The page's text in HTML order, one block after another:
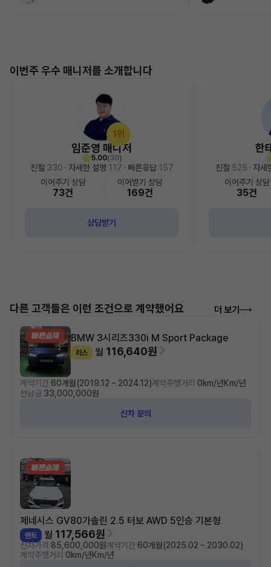
이번주 우수 매니저를 소개합니다
1위
임준영 매니저
5.00(30)
친절 330 · 자세한 설명 117 · 빠른응답 157
이어주기 상담
73건
이어받기 상담
169건
상담받기
한
친절 525 · 자
이어주기 상담
35건
다른 고객들은 이런 조건으로 계약했어요 더 보기
BMW 3시리즈330i M Sport Package
리스 월 116,640원
계약기간 60개월(2019.12 ~ 2024.12)계약주행거리 0km/년Km/년
선납금 33,000,000원
신차 문의
제네시스 GV80가솔린 2.5 터보 AWD 5인승 기본형
렌트 월 117,566원
신차가격 85,600,000원계약기간 60개월(2025.02 ~ 2030.02)
계약주행거리 0km/년Km/년